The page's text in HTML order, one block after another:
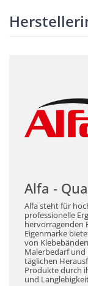
Alfa -
Alfa steht für
professionelle
hervorragenden
Eigenmarke
von
Malerbedarf und
täglichen
Produkte durch
und